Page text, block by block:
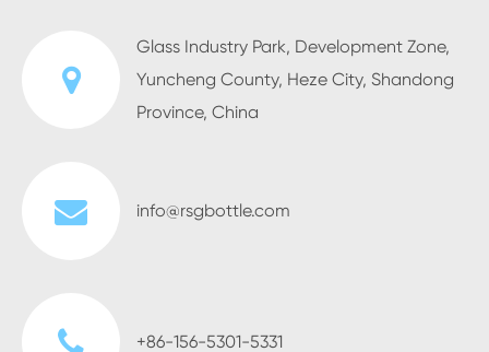
Glass Industry Park, Development Zone,
Yuncheng County, Heze City, Shandong
Province, China
info@rsgbottle.com
+86-156-5301-5331